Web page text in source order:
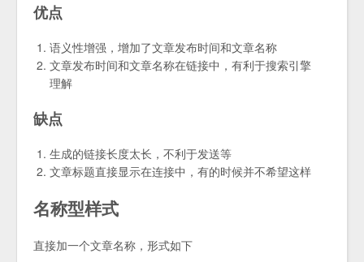
优点
语义性增强，增加了文章发布时间和文章名称
文章发布时间和文章名称在链接中，有利于搜索引擎
理解
缺点
生成的链接长度太长，不利于发送等
文章标题直接显示在连接中，有的时候并不希望这样
名称型样式
直接加一个文章名称，形式如下